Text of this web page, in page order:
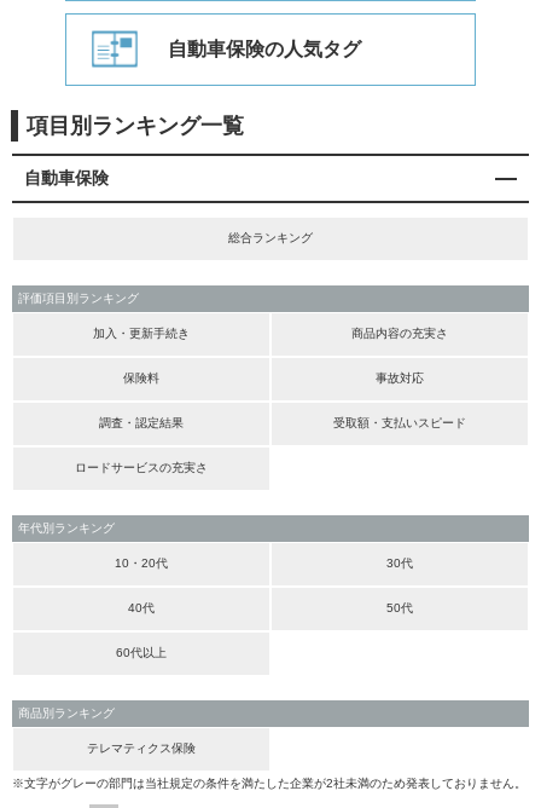
自動車保険の人気タグ
項目別ランキング一覧
自動車保険
総合ランキング
評価項目別ランキング
加入・更新手続き 商品内容の充実さ
保険料 事故対応
調査・認定結果 受取額・支払いスピード
ロードサービスの充実さ
年代別ランキング
10・20代 30代
40代 50代
60代以上
商品別ランキング
テレマティクス保険
※文字がグレーの部門は当社規定の条件を満たした企業が2社未満のため発表しておりません。